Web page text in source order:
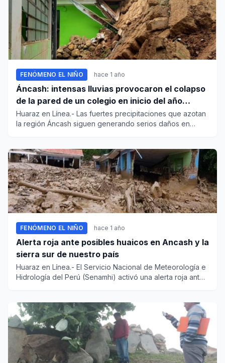
FENÓMENO EL NIÑO hace 1 año
Áncash: intensas lluvias provocaron el colapso
de la pared de un colegio en inicio del año
escolar
Huaraz en Línea.- Las fuertes precipitaciones que azotan
la región Áncash siguen generando serios daños en
FENÓMENO EL NIÑO hace 1 año
Alerta roja ante posibles huaicos en Ancash y la
sierra sur de nuestro país
Huaraz en Línea.- El Servicio Nacional de Meteorología e
Hidrología del Perú (Senamhi) activó una alerta roja ante